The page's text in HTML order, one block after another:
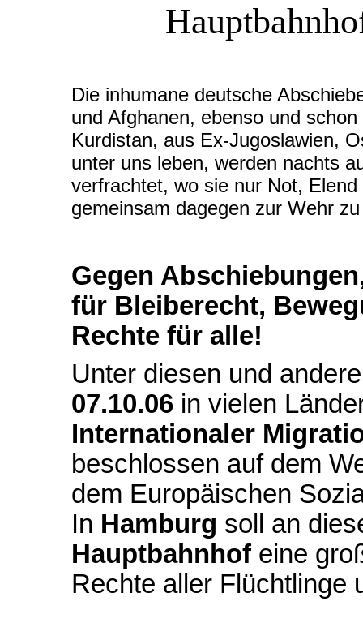
Die inhumane deutsche
und Afghanen, ebenso und
Kurdistan, aus Ex-Jugoslawien,
unter uns leben, werden nachts
verfrachtet, wo sie nur Not,
gemeinsam dagegen zur Wehr
Gegen
für Bleiberecht,
Rechte für alle!
Unter diesen und
07.10.06 in vielen
Internationaler
beschlossen auf dem
dem Europäischen
In Hamburg soll an
Hauptbahnhof eine
Rechte aller Flüchtlinge